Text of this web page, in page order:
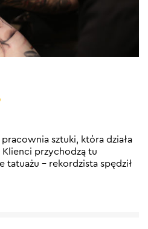
sztuki, która działa
Klienci przychodzą tu
tatuażu – rekordzista spędził